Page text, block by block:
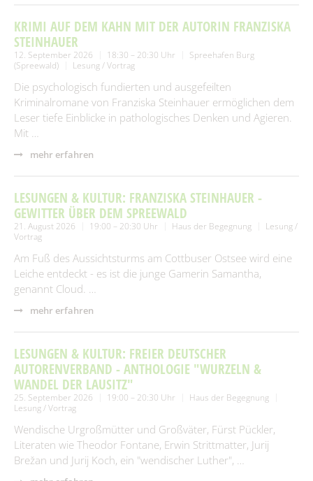
KRIMI AUF DEM KAHN MIT DER AUTORIN FRANZISKA
STEINHAUER
12. September 2026 18:30 – 20:30 Uhr
Spreehafen Burg
(Spreewald)
Lesung / Vortrag
Die psychologisch fundierten und ausgefeilten
Kriminalromane von Franziska Steinhauer ermöglichen dem
Leser tiefe Einblicke in pathologisches Denken und Agieren.
Mit …
mehr erfahren
LESUNGEN & KULTUR: FRANZISKA STEINHAUER -
GEWITTER ÜBER DEM SPREEWALD
21. August 2026 19:00 – 20:30 Uhr Haus der Begegnung
Lesung /
Vortrag
Am Fuß des Aussichtsturms am Cottbuser Ostsee wird eine
Leiche entdeckt - es ist die junge Gamerin Samantha,
genannt Cloud. …
mehr erfahren
LESUNGEN & KULTUR: FREIER DEUTSCHER
AUTORENVERBAND - ANTHOLOGIE "WURZELN &
WANDEL DER LAUSITZ"
25. September 2026 19:00 – 20:30 Uhr
Haus der Begegnung
Lesung / Vortrag
Wendische Urgroßmütter und Großväter, Fürst Pückler,
Literaten wie Theodor Fontane, Erwin Strittmatter, Jurij
Brežan und Jurij Koch, ein "wendischer Luther", …